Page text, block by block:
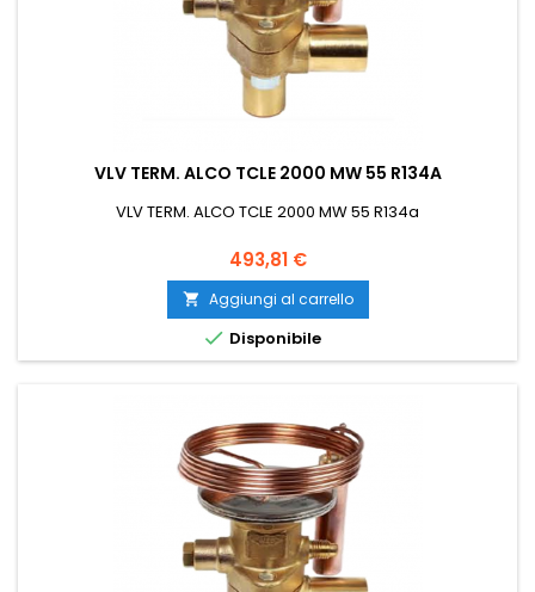
VLV TERM. ALCO TCLE 2000 MW 55 R134A
VLV TERM. ALCO TCLE 2000 MW 55 R134a
Prezzo
493,81 €
 Aggiungi al carrello
 Disponibile